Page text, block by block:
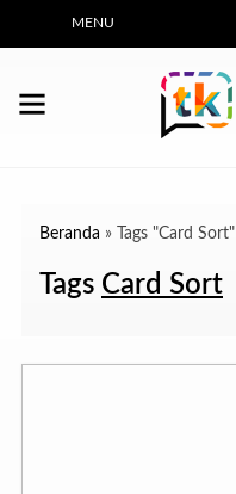
MENU
Beranda » Tags "Card Sort"
Tags Card Sort